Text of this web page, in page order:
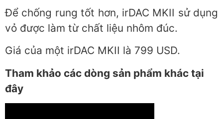
Để chống rung tốt hơn, irDAC MKII sử dụng
vỏ được làm từ chất liệu nhôm đúc.
Giá của một irDAC MKII là 799 USD.
Tham khảo các dòng sản phẩm khác tại
đây